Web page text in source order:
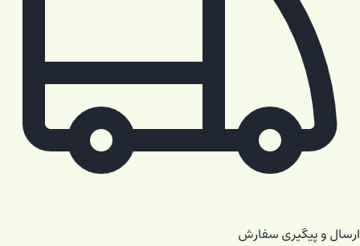
ارسال و پیگیری سفارش